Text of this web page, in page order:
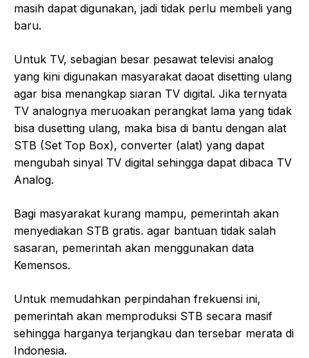
masih dapat digunakan, jadi tidak perlu membeli yang
baru.
Untuk TV, sebagian besar pesawat televisi analog
yang kini digunakan masyarakat daoat disetting ulang
agar bisa menangkap siaran TV digital. Jika ternyata
TV analognya meruoakan perangkat lama yang tidak
bisa dusetting ulang, maka bisa di bantu dengan alat
STB (Set Top Box), converter (alat) yang dapat
mengubah sinyal TV digital sehingga dapat dibaca TV
Analog.
Bagi masyarakat kurang mampu, pemerintah akan
menyediakan STB gratis. agar bantuan tidak salah
sasaran, pemerintah akan menggunakan data
Kemensos.
Untuk memudahkan perpindahan frekuensi ini,
pemerintah akan memproduksi STB secara masif
sehingga harganya terjangkau dan tersebar merata di
Indonesia.